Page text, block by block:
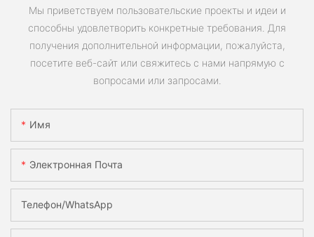
Мы приветствуем пользовательские проекты и идеи и
способны удовлетворить конкретные требования. Для
получения дополнительной информации, пожалуйста,
посетите веб-сайт или свяжитесь с нами напрямую с
вопросами или запросами.
Имя
Электронная Почта
Телефон/WhatsApp